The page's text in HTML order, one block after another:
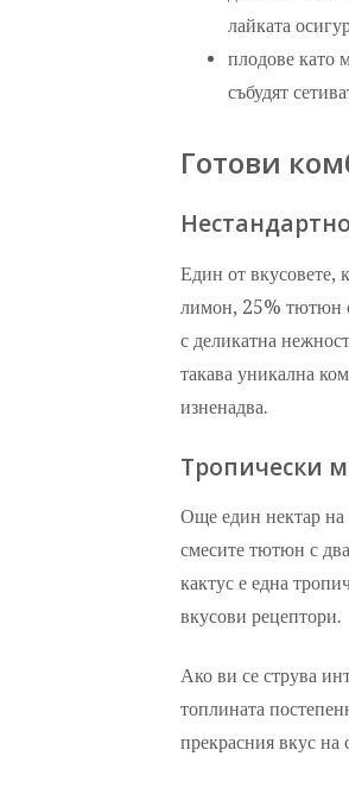
лайката
плодове като
събудят
Готови
Един от вкусовете,
лимон, 25% тютюн
с деликатна
такава уникална
изненадва.
Тропически
Още един нектар на
смесите тютюн с
кактус е една
вкусови рецептори.
Ако ви се струва
топлината
прекрасния вкус на